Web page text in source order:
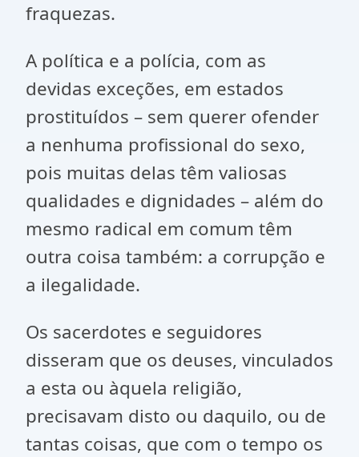
fraquezas.
A política e a polícia, com as
devidas exceções, em estados
prostituídos – sem querer ofender
a nenhuma profissional do sexo,
pois muitas delas têm valiosas
qualidades e dignidades – além do
mesmo radical em comum têm
outra coisa também: a corrupção e
a ilegalidade.
Os sacerdotes e seguidores
disseram que os deuses, vinculados
a esta ou àquela religião,
precisavam disto ou daquilo, ou de
tantas coisas, que com o tempo os